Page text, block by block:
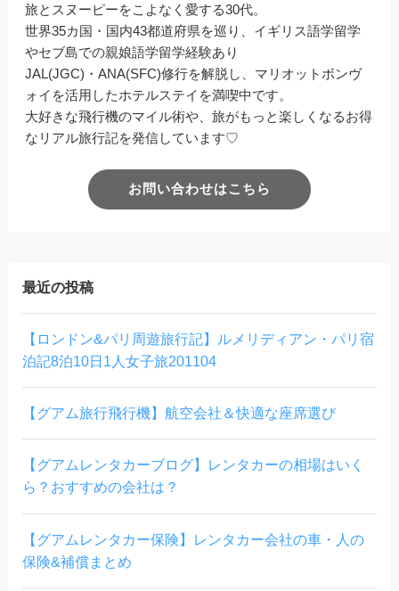
旅とスヌーピーをこよなく愛する30代。
世界35カ国・国内43都道府県を巡り、イギリス語学留学
やセブ島での親娘語学留学経験あり
JAL(JGC)・ANA(SFC)修行を解脱し、マリオットボンヴ
ォイを活用したホテルステイを満喫中です。
大好きな飛行機のマイル術や、旅がもっと楽しくなるお得
なリアル旅行記を発信しています♡
お問い合わせはこちら
最近の投稿
【ロンドン&パリ周遊旅行記】ルメリディアン・パリ宿
泊記8泊10日1人女子旅201104
【グアム旅行飛行機】航空会社＆快適な座席選び
【グアムレンタカーブログ】レンタカーの相場はいく
ら？おすすめの会社は？
【グアムレンタカー保険】レンタカー会社の車・人の
保険&補償まとめ